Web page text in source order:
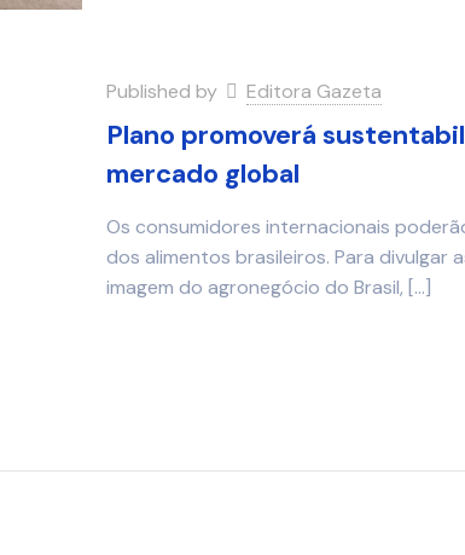
Published by Editora Gazeta
Plano promoverá
mercado global
Os consumidores internacionais
dos alimentos brasileiros. Para divulgar
imagem do agronegócio do Brasil, […]